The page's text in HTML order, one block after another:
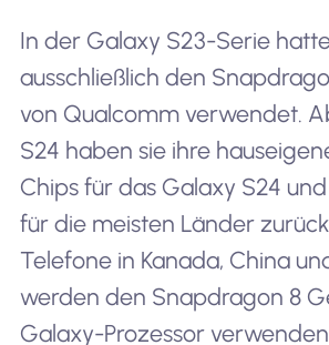
In der Galaxy S23-Serie
ausschließlich den
von Qualcomm verwendet.
S24 haben sie ihre
Chips für das Galaxy S24
für die meisten Länder
Telefone in Kanada, China
werden den Snapdragon 8
Galaxy-Prozessor